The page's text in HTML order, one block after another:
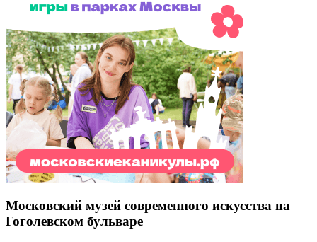
Московский музей современного искусства на
Гоголевском бульваре